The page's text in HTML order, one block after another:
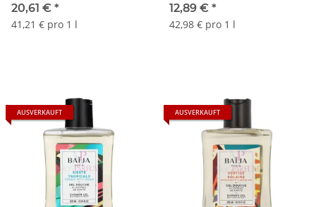
20,61 € *
41,21 € pro 1 l
12,89 € *
42,98 € pro 1 l
AUSVERKAUFT AUSVERKAUFT